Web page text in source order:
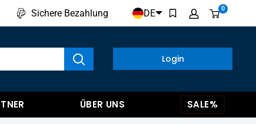
Sichere Bezahlung DE 0
Login
ÜBER UNS SALE%
anzeigen